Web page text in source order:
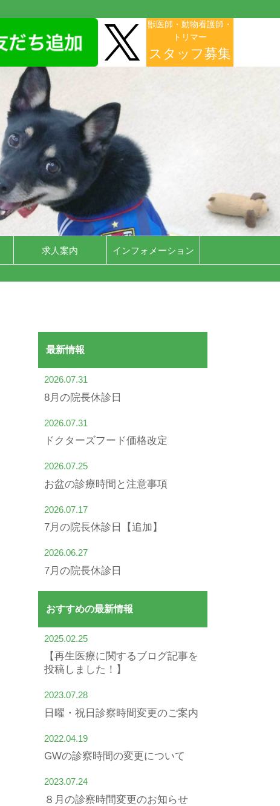
獣医師・動物看護師・
トリマー
スタッフ募集
求人案内 インフォメーション
最新情報
2026.07.31
8月の院長休診日
2026.07.31
ドクターズフード価格改定
2026.07.25
お盆の診療時間と注意事項
2026.07.17
7月の院長休診日【追加】
2026.06.27
7月の院長休診日
おすすめの最新情報
2025.02.25
【再生医療に関するブログ記事を
投稿しました！】
2023.07.28
日曜・祝日診察時間変更のご案内
2022.04.19
GWの診察時間の変更について
2023.07.24
８月の診察時間変更のお知らせ